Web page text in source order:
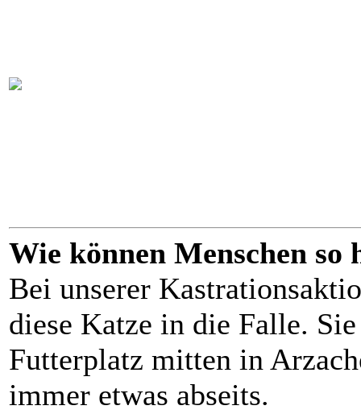
Wie können Menschen so
Bei unserer
diese Katze in die Falle.
Futterplatz mitten in
immer etwas abseits.